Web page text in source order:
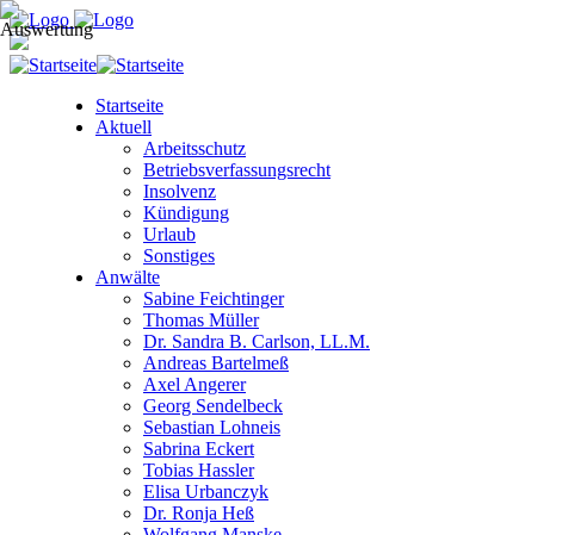
Startseite
Aktuell
Arbeitsschutz
Betriebsverfassungsrecht
Insolvenz
Kündigung
Urlaub
Sonstiges
Anwälte
Sabine Feichtinger
Thomas Müller
Dr. Sandra B. Carlson, LL.M.
Andreas Bartelmeß
Axel Angerer
Georg Sendelbeck
Sebastian Lohneis
Sabrina Eckert
Tobias Hassler
Elisa Urbanczyk
Dr. Ronja Heß